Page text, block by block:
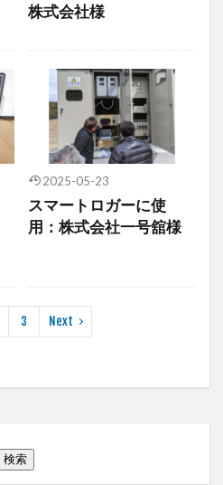
株式会社様
2025-05-23
スマートロガーに使
用：株式会社一号舘様
3 Next
検索